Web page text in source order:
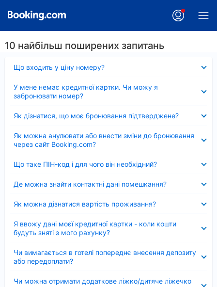
10 найбільш поширених запитань
Що входить у ціну номеру?
У мене немає кредитної картки. Чи можу я
забронювати номер?
Як дізнатися, що моє бронювання підтверджене?
Як можна анулювати або внести зміни до бронювання
через сайт Booking.com?
Що таке ПІН-код і для чого він необхідний?
Де можна знайти контактні дані помешкання?
Як можна дізнатися вартість проживання?
Я ввожу дані моєї кредитної картки - коли кошти
будуть зняті з мого рахунку?
Чи вимагається в готелі попереднє внесення депозиту
або передоплати?
Чи можна отримати додаткове ліжко/дитяче ліжечко